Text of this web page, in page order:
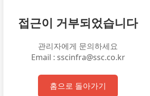
접근이 거부되었습니다
관리자에게 문의하세요
Email : sscinfra@ssc.co.kr
홈으로 돌아가기